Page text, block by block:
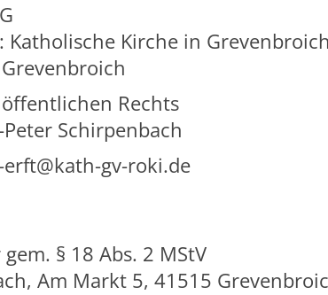
Katholische Kirche in
Rechts
Schirpenbach
gv-roki.de
§ 18 Abs. 2 MStV
Am Markt 5, 41515